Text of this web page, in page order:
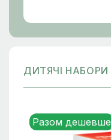
ДИТЯЧІ НАБОРИ
Разом дешевше